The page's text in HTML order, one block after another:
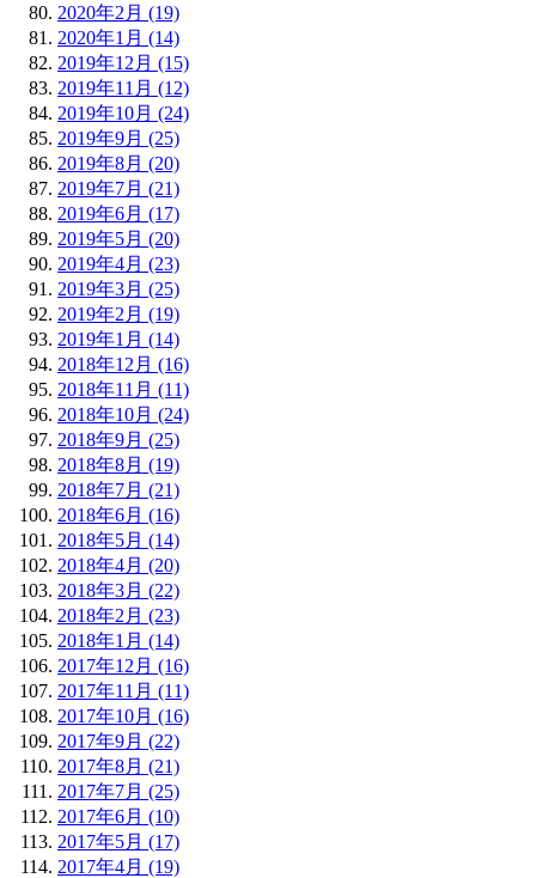
2020年2月 (19)
2020年1月 (14)
2019年12月 (15)
2019年11月 (12)
2019年10月 (24)
2019年9月 (25)
2019年8月 (20)
2019年7月 (21)
2019年6月 (17)
2019年5月 (20)
2019年4月 (23)
2019年3月 (25)
2019年2月 (19)
2019年1月 (14)
2018年12月 (16)
2018年11月 (11)
2018年10月 (24)
2018年9月 (25)
2018年8月 (19)
2018年7月 (21)
2018年6月 (16)
2018年5月 (14)
2018年4月 (20)
2018年3月 (22)
2018年2月 (23)
2018年1月 (14)
2017年12月 (16)
2017年11月 (11)
2017年10月 (16)
2017年9月 (22)
2017年8月 (21)
2017年7月 (25)
2017年6月 (10)
2017年5月 (17)
2017年4月 (19)